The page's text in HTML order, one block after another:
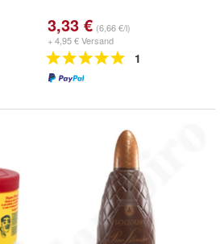
3,33 € (6,66 €/l)
+ 4,95 € Versand
1